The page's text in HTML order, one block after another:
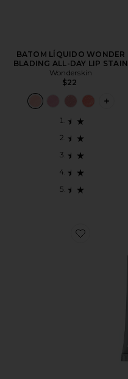
BATOM LÍQUIDO WONDER
BLADING ALL-DAY LIP STAIN
Wonderskin
$22
Favorite